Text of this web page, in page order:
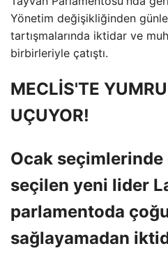
Yönetim değişikliğinden
tartışmalarında iktidar ve
birbirleriyle çatıştı.
MECLİS'TE
UÇUYOR!
Ocak seçimlerinde
seçilen yeni lider
parlamentoda
sağlayamadan